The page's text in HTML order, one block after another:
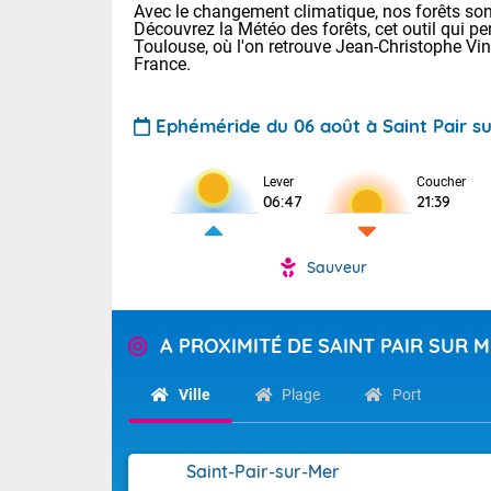
Cette
Tendance
Avec le changement climatique, nos forêts
Découvrez la Météo des forêts, cet outil qui
Toulouse, où l'on retrouve Jean-Christophe
France.
Ephéméride du 06 août à Saint Pair
Lever
06:47
Coucher
21:39
Sauveur
A PROXIMITÉ DE SAINT PAIR SUR
Ville Plage Port
Saint-Pair-sur-Mer
Voici les
: 18/23
Limoges :
Cet après-
orange
Sur le Sud-